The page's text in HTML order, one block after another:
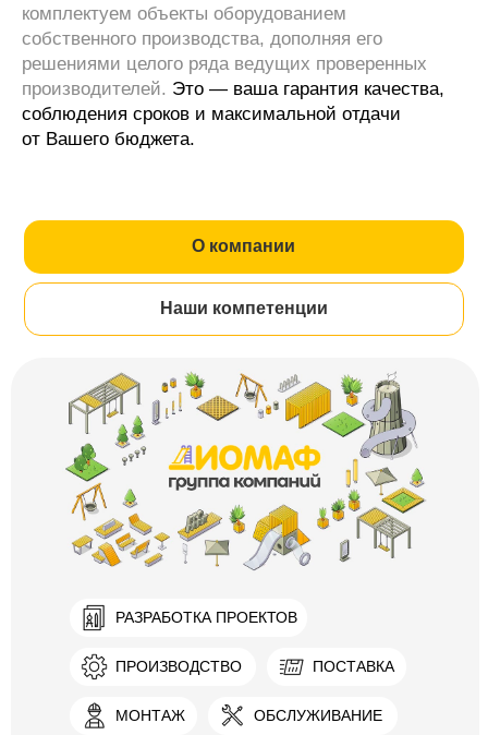
комплектуем объекты оборудованием
собственного производства, дополняя его
решениями целого ряда ведущих проверенных
производителей. Это — ваша гарантия качества,
соблюдения сроков и максимальной отдачи
от Вашего бюджета.
О компании
Наши компетенции
РАЗРАБОТКА ПРОЕКТОВ
ПРОИЗВОДСТВО ПОСТАВКА
МОНТАЖ ОБСЛУЖИВАНИЕ